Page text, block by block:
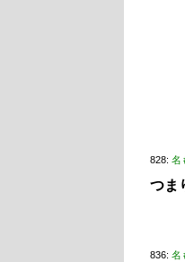
828: 名
つま
836: 名